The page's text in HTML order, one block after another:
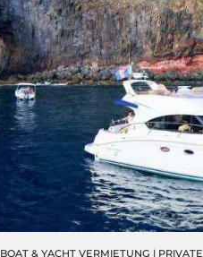
BOAT & YACHT VERMIETUNG |